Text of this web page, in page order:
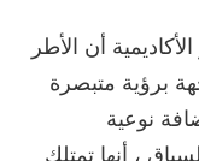
أن الأطر
برؤية متبصرة
نوعية
، أنها تمتلك